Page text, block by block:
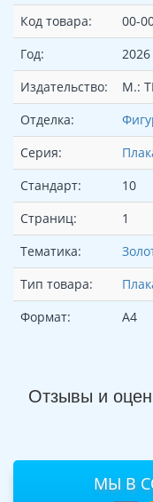
Код товара:
00-
Год:
2026
Издательство:
М.:
Отделка:
Серия:
Стандарт:
10
Страниц:
1
Тематика:
Тип товара:
Формат:
А4
Отзывы и
МЫ В